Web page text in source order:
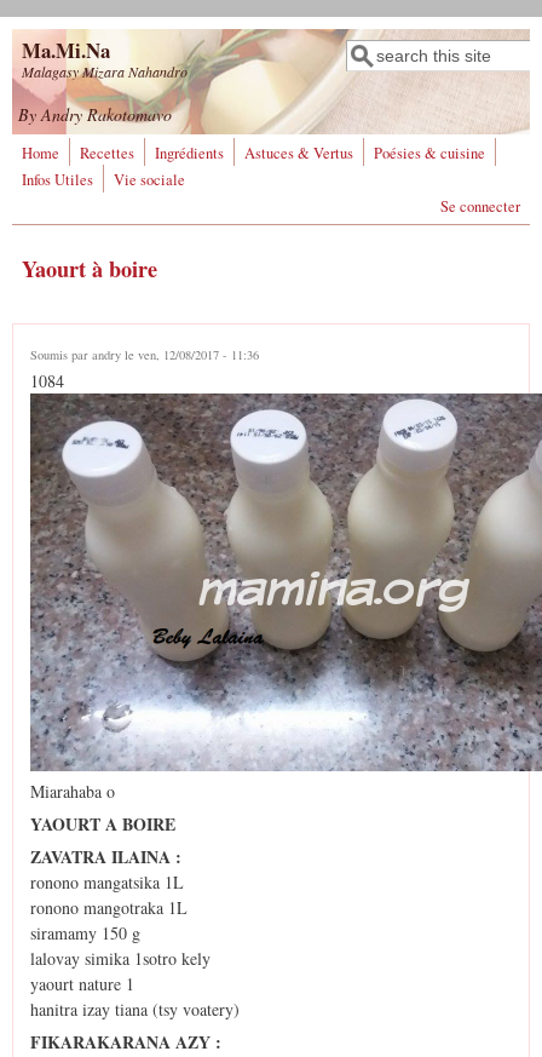
Aller au contenu principal
Ma.Mi.Na
Malagasy Mizara Nahandro
Formulaire de
recherche
Rechercher
By Andry Rakotomavo
Home Recettes Ingrédients Astuces & Vertus
Poésies & cuisine
Infos Utiles
Vie sociale
Se connecter
Yaourt à boire
Soumis par andry le ven, 12/08/2017 - 11:36
1084
Miarahaba o
YAOURT A BOIRE
ZAVATRA ILAINA :
ronono mangatsika 1L
ronono mangotraka 1L
siramamy 150 g
lalovay simika 1sotro kely
yaourt nature 1
hanitra izay tiana (tsy voatery)
FIKARAKARANA AZY :